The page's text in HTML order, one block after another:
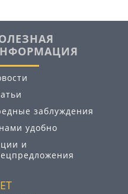
заблуждения
удобно
и